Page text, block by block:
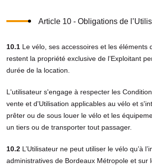
Article 10 - Obligations de
10.1 Le vélo, ses accessoires et les éléments
restent la propriété exclusive de l’Exploitant
durée de la location.
L'utilisateur s'engage à respecter les
vente et d'Utilisation applicables au vélo et
prêter ou de sous louer le vélo et les
un tiers ou de transporter tout passager.
10.2 L’Utilisateur ne peut utiliser le vélo qu’à
administratives de Bordeaux Métropole et sur